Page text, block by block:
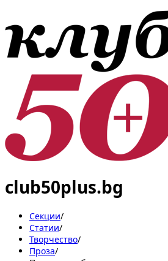
club50plus.bg
Секции/
Статии/
Творчество/
Проза/